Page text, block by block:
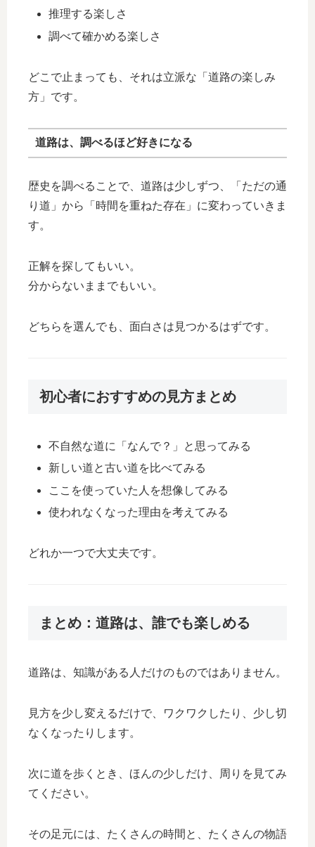
推理する楽しさ
調べて確かめる楽しさ
どこで止まっても、それは立派な「道路の楽しみ
方」です。
道路は、調べるほど好きになる
歴史を調べることで、道路は少しずつ、「ただの通
り道」から「時間を重ねた存在」に変わっていきま
す。
正解を探してもいい。
分からないままでもいい。
どちらを選んでも、面白さは見つかるはずです。
初心者におすすめの見方まとめ
不自然な道に「なんで？」と思ってみる
新しい道と古い道を比べてみる
ここを使っていた人を想像してみる
使われなくなった理由を考えてみる
どれか一つで大丈夫です。
まとめ：道路は、誰でも楽しめる
道路は、知識がある人だけのものではありません。
見方を少し変えるだけで、ワクワクしたり、少し切
なくなったりします。
次に道を歩くとき、ほんの少しだけ、周りを見てみ
てください。
その足元には、たくさんの時間と、たくさんの物語